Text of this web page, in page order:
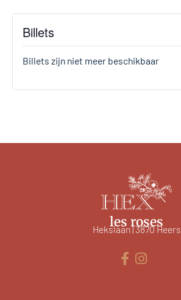
Billets
Billets zijn niet meer beschikbaar
les roses
Hekslaan | 3870 Heers